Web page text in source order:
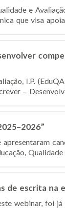
e
que visa
I.P.
–
de escrita na
webinar, foi